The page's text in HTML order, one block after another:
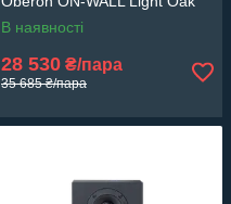
В наявності
28 530 ₴/пара
35 685 ₴/пара